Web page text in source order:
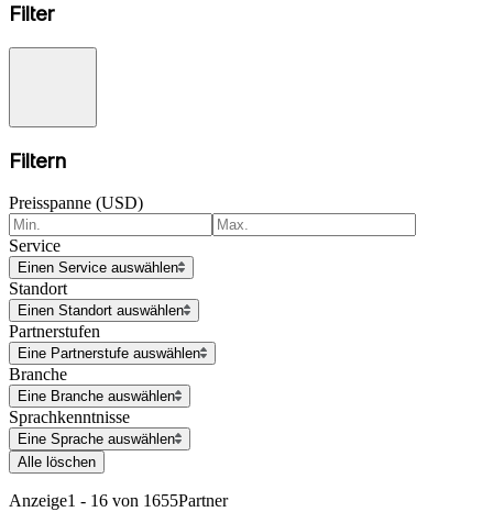
Filter
Filtern
Preisspanne (USD)
Service
Einen Service auswählen
Standort
Einen Standort auswählen
Partnerstufen
Eine Partnerstufe auswählen
Branche
Eine Branche auswählen
Sprachkenntnisse
Eine Sprache auswählen
Alle löschen
Anzeige1 - 16 von 1655Partner